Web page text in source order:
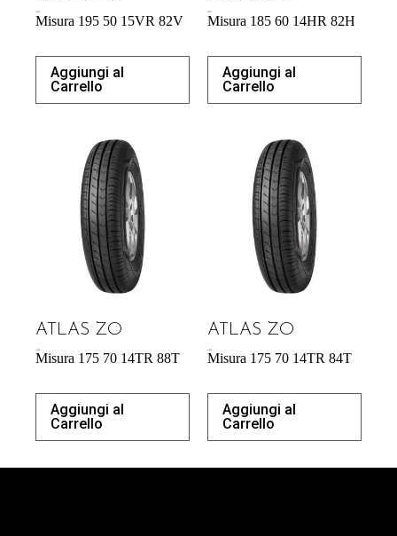
Misura 195 50 15VR 82V
Aggiungi al
Carrello
Misura 185 60 14HR 82H
Aggiungi al
Carrello
ATLAS ZO
Misura 175 70 14TR 88T
Aggiungi al
Carrello
ATLAS ZO
Misura 175 70 14TR 84T
Aggiungi al
Carrello